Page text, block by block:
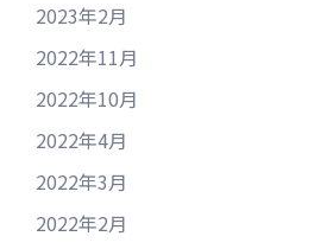
2023年2月
2022年11月
2022年10月
2022年4月
2022年3月
2022年2月